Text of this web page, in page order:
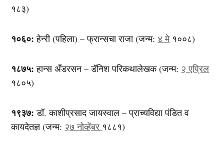
१८३)
१०६०: हेन्‍री (पहिला) – फ्रान्सचा राजा (जन्म: ४ मे१००८)
१८७५: हान्स अँडरसन – डॅनिश परिकथालेखक (जन्म: २ एप्रिल
१८०५)
१९३७: डॉ. काशीप्रसाद जायस्वाल – प्राच्यविद्या पंडित व
कायदेतज्ञ (जन्म: २७ नोव्हेंबर १८८१)